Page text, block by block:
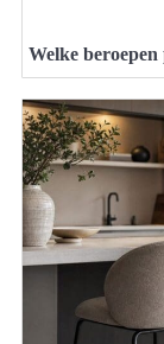
Welke beroepen